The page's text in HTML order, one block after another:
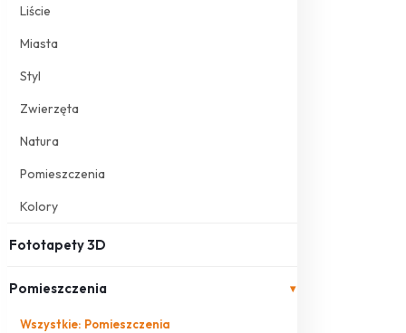
Liście
Miasta
Styl
Zwierzęta
Natura
Pomieszczenia
Kolory
Fototapety 3D
Pomieszczenia ▾
Wszystkie: Pomieszczenia